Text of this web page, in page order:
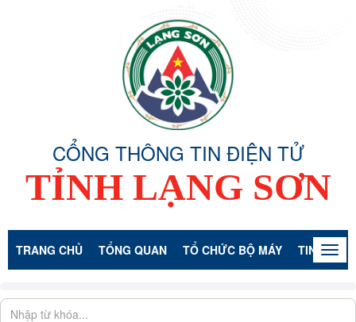
CỔNG THÔNG TIN ĐIỆN TỬ
TỈNH LẠNG SƠN
TRANG CHỦ TỔNG QUAN TỔ CHỨC BỘ MÁY TIN TỨC -